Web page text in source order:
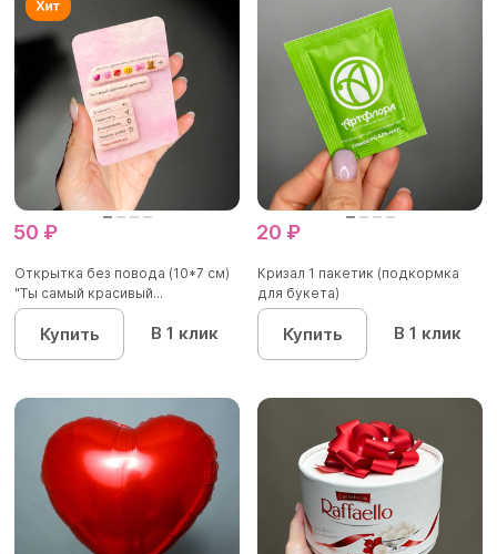
50 ₽
Открытка без повода (10*7 см)
"Ты самый красивый...
Купить В 1 клик
20 ₽
Кризал 1 пакетик (подкормка
для букета)
Купить В 1 клик